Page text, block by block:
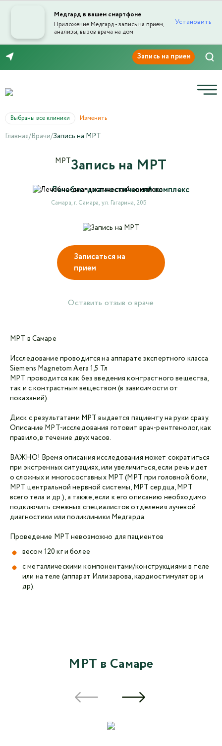
Медгард в вашем смартфоне
Приложение Медгард - запись на прием,
анализы, вызов врача на дом
Установить
Выбраны все клиники Изменить
Главная/Врачи/Запись на МРТ
Записаться на
прием
Оставить отзыв о враче
Запись на МРТ
Лечебно-диагностический комплекс
Самара, г. Самара, ул. Гагарина, 20Б
МРТ
МРТ в Самаре
Исследование проводится на аппарате экспертного класса
Siemens Magnetom Aera 1,5 Тл
МРТ проводится как без введения контрастного вещества,
так и с контрастным веществом (в зависимости от
показаний).
Диск с результатами МРТ выдается пациенту на руки сразу.
Описание МРТ-исследования готовит врач-рентгенолог, как
правило, в течение двух часов.
ВАЖНО! Время описания исследования может сократиться
при экстренных ситуациях, или увеличиться, если речь идет
о сложных и многосоставных МРТ (МРТ при головной боли,
МРТ центральной нервной системы, МРТ сердца, МРТ
всего тела и др.), а также, если к его описанию необходимо
подключить смежных специалистов отделения лучевой
диагностики или поликлиники Медгарда.
Проведение МРТ невозможно для пациентов
весом 120 кг и более
с металлическими компонентами/конструкциями в теле
или на теле (аппарат Иллизарова, кардиостимулятор и
др).
Отправка отзыва
Авторизоваться в личном кабинете
или войти через VK ID с использованием данных
из сервиса
Я не
робот
Отправляя данную форму,
МРТ в Самаре